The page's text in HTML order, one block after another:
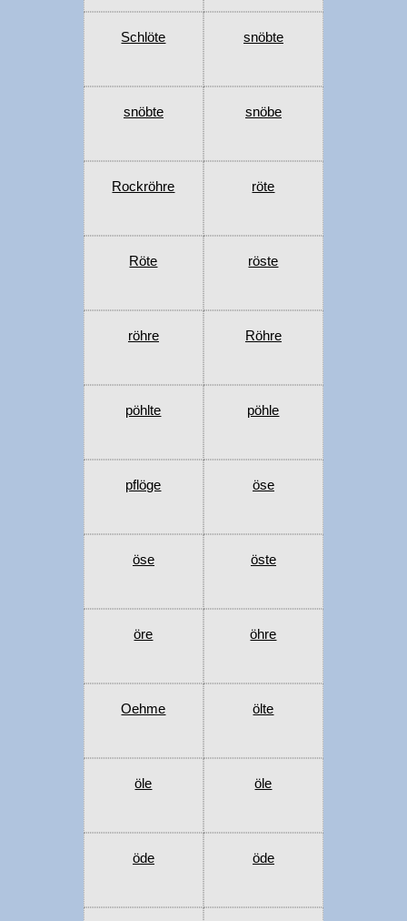
Schlöte snöbte
snöbte snöbe
Rockröhre röte
Röte röste
röhre Röhre
pöhlte pöhle
pflöge öse
öse öste
öre öhre
Oehme ölte
öle öle
öde öde